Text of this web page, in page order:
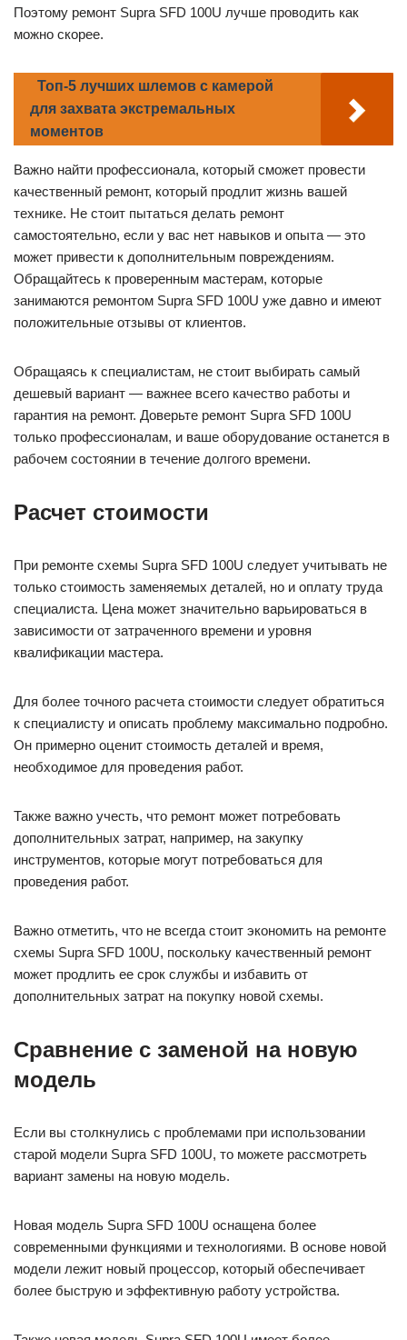
Поэтому ремонт Supra SFD 100U лучше проводить как
можно скорее.
Топ-5 лучших шлемов с камерой
для захвата экстремальных
моментов
Важно найти профессионала, который сможет провести
качественный ремонт, который продлит жизнь вашей
технике. Не стоит пытаться делать ремонт
самостоятельно, если у вас нет навыков и опыта — это
может привести к дополнительным повреждениям.
Обращайтесь к проверенным мастерам, которые
занимаются ремонтом Supra SFD 100U уже давно и имеют
положительные отзывы от клиентов.
Обращаясь к специалистам, не стоит выбирать самый
дешевый вариант — важнее всего качество работы и
гарантия на ремонт. Доверьте ремонт Supra SFD 100U
только профессионалам, и ваше оборудование останется в
рабочем состоянии в течение долгого времени.
Расчет стоимости
При ремонте схемы Supra SFD 100U следует учитывать не
только стоимость заменяемых деталей, но и оплату труда
специалиста. Цена может значительно варьироваться в
зависимости от затраченного времени и уровня
квалификации мастера.
Для более точного расчета стоимости следует обратиться
к специалисту и описать проблему максимально подробно.
Он примерно оценит стоимость деталей и время,
необходимое для проведения работ.
Также важно учесть, что ремонт может потребовать
дополнительных затрат, например, на закупку
инструментов, которые могут потребоваться для
проведения работ.
Важно отметить, что не всегда стоит экономить на ремонте
схемы Supra SFD 100U, поскольку качественный ремонт
может продлить ее срок службы и избавить от
дополнительных затрат на покупку новой схемы.
Сравнение с заменой на новую
модель
Если вы столкнулись с проблемами при использовании
старой модели Supra SFD 100U, то можете рассмотреть
вариант замены на новую модель.
Новая модель Supra SFD 100U оснащена более
современными функциями и технологиями. В основе новой
модели лежит новый процессор, который обеспечивает
более быструю и эффективную работу устройства.